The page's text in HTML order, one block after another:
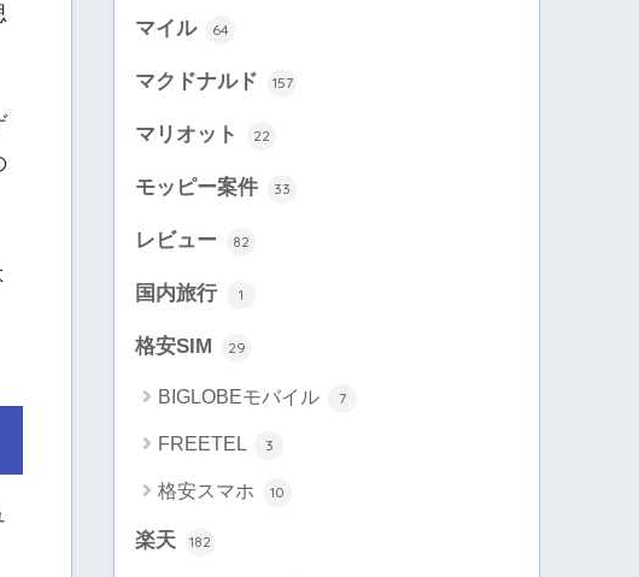
マイル 64
マクドナルド 157
マリオット 22
モッピー案件 33
レビュー 82
国内旅行 1
格安SIM 29
BIGLOBEモバイル 7
FREETEL 3
格安スマホ 10
楽天 182